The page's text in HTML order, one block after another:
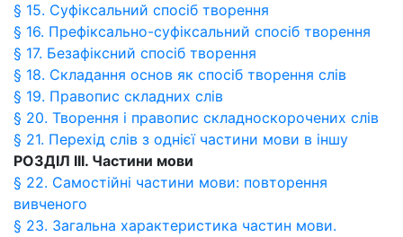
§ 15. Суфіксальний спосіб творення
§ 16. Префіксально-суфіксальний спосіб творення
§ 17. Безафіксний спосіб творення
§ 18. Складання основ як спосіб творення слів
§ 19. Правопис складних слів
§ 20. Творення і правопис складноскорочених слів
§ 21. Перехід слів з однієї частини мови в іншу
РОЗДІЛ ІІІ. Частини мови
§ 22. Самостійні частини мови: повторення
вивченого
§ 23. Загальна характеристика частин мови.